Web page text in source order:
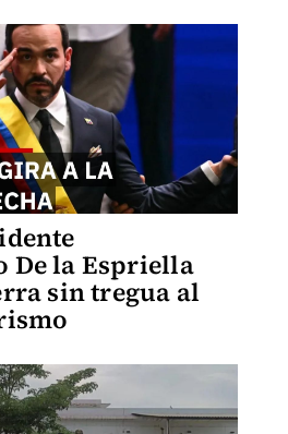
De la Espriella
sin tregua al